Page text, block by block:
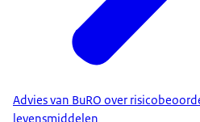
Advies van BuRO over